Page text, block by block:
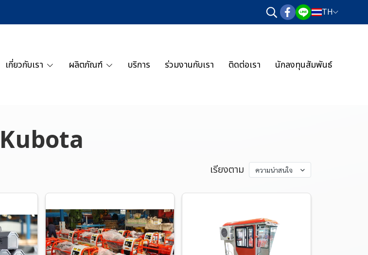
TH
เกี่ยวกับเรา ผลิตภัณฑ์ บริการ ร่วมงานกับเรา ติดต่อเรา นักลงทุนสัมพันธ์
Kubota
เรียงตาม ความน่าสนใจ